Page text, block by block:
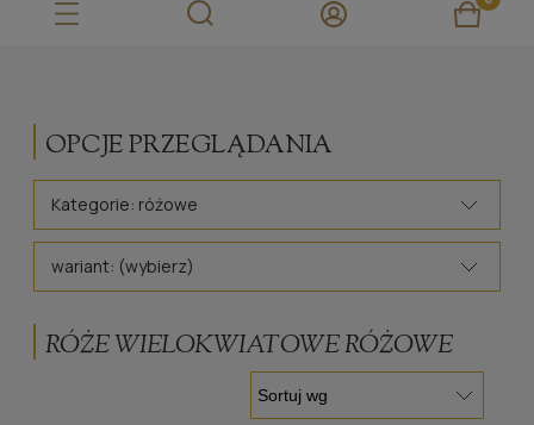
OPCJE PRZEGLĄDANIA
Kategorie: różowe
wariant: (wybierz)
RÓŻE WIELOKWIATOWE RÓŻOWE